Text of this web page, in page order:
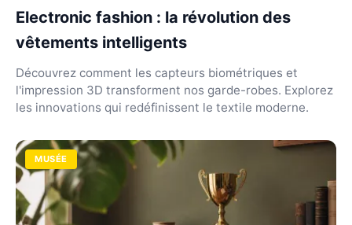
Electronic fashion : la révolution des
vêtements intelligents
Découvrez comment les capteurs biométriques et
l'impression 3D transforment nos garde-robes. Explorez
les innovations qui redéfinissent le textile moderne.
MUSÉE